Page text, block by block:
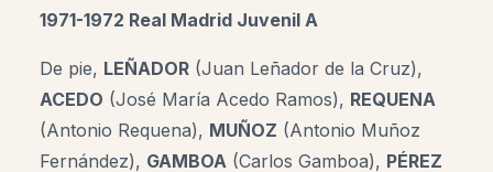
1971-1972 Real Madrid Juvenil A
De pie, LEÑADOR (Juan Leñador de la Cruz),
ACEDO (José María Acedo Ramos), REQUENA
(Antonio Requena), MUÑOZ (Antonio Muñoz
Fernández), GAMBOA (Carlos Gamboa), PÉREZ